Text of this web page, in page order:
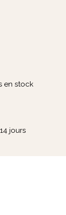
en stock
jours